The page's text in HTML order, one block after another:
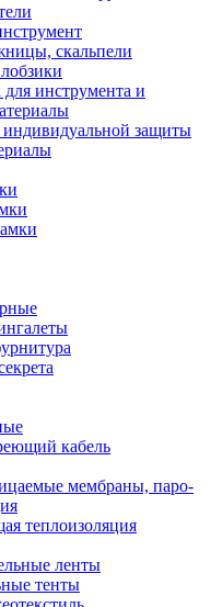
скальпели
для инструмента и
индивидуальной защиты
кабель
мембраны, паро-
теплоизоляция
ленты
тенты